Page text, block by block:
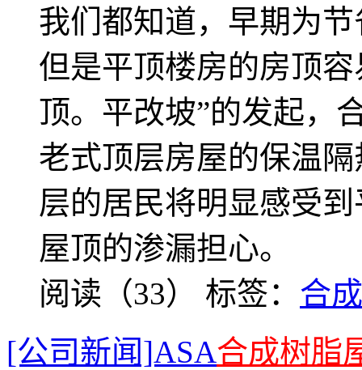
我们都知道，早期为
但是平顶楼房的房顶
顶。平改坡”的发起，
老式顶层房屋的保温
层的居民将明显感受
屋顶的渗漏担心。
阅读（33） 标签： 合
[公司新闻]ASA合成树脂